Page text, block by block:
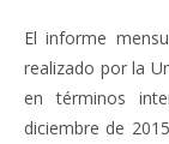
El informe
realizado por la
en términos
diciembre de